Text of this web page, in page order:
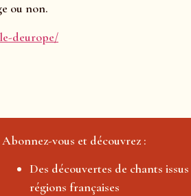
ou non.
deurope/
Abonnez-vous et découvrez :
Des découvertes de chants
régions françaises